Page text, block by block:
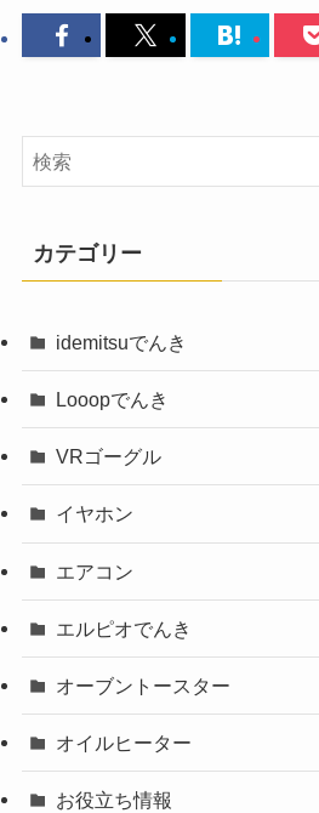
カテゴリー
idemitsuでんき
Looopでんき
VRゴーグル
イヤホン
エアコン
エルピオでんき
オーブントースター
オイルヒーター
お役立ち情報